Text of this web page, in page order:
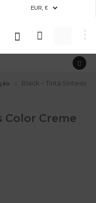
Black – Tinta Sintesis
Color Creme